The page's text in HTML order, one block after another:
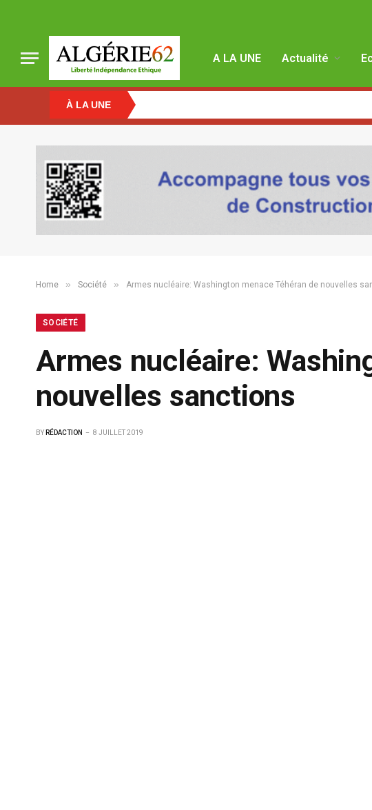
A LA UNE Actualité
À LA UNE
Home » Société » Armes nucléaire: Washington menace Téhéran de nouvelles
SOCIÉTÉ
Armes nucléaire:
nouvelles sanctions
BY RÉDACTION 8 JUILLET 2019